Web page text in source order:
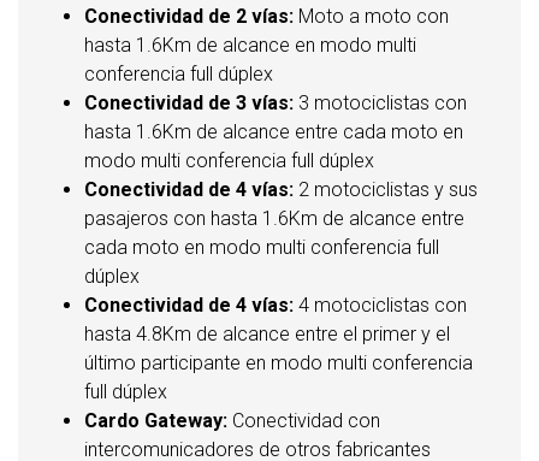
Conectividad de 2 vías: Moto a moto con
hasta 1.6Km de alcance en modo multi
conferencia full dúplex
Conectividad de 3 vías: 3 motociclistas con
hasta 1.6Km de alcance entre cada moto en
modo multi conferencia full dúplex
Conectividad de 4 vías: 2 motociclistas y sus
pasajeros con hasta 1.6Km de alcance entre
cada moto en modo multi conferencia full
dúplex
Conectividad de 4 vías: 4 motociclistas con
hasta 4.8Km de alcance entre el primer y el
último participante en modo multi conferencia
full dúplex
Cardo Gateway: Conectividad con
intercomunicadores de otros fabricantes